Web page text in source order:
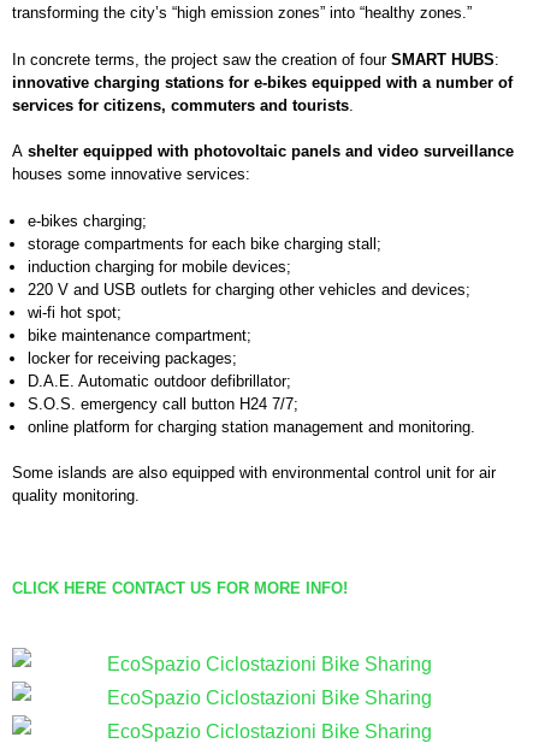
transforming the city’s “high emission zones” into “healthy zones.”
In concrete terms, the project saw the creation of four SMART HUBS:
innovative charging stations for e-bikes equipped with a number of
services for citizens, commuters and tourists
A shelter equipped with photovoltaic panels and video surveillance
houses some innovative services:
e-bikes charging;
storage compartments for each bike charging stall;
induction charging for mobile devices;
220 V and USB outlets for charging other vehicles and devices;
wi-fi hot spot;
bike maintenance compartment;
locker for receiving packages;
D.A.E. Automatic outdoor defibrillator;
S.O.S. emergency call button H24 7/7;
online platform for charging station management and monitoring.
Some islands are also equipped with environmental control unit for air
quality monitoring.
CLICK HERE CONTACT US FOR MORE INFO!